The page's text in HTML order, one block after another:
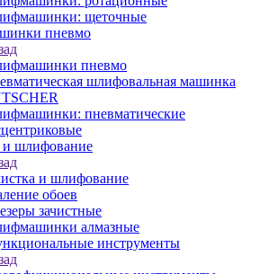
щеточные
пневмо
пневмо
шлифовальная машинка
пневматические
и шлифование
и шлифование
обоев
зачистные
алмазные
инструменты